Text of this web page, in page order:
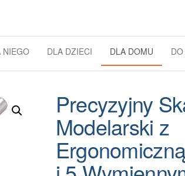
NIEGO DLA DZIECI DLA DOMU
Precyzyjny
Modelarski z